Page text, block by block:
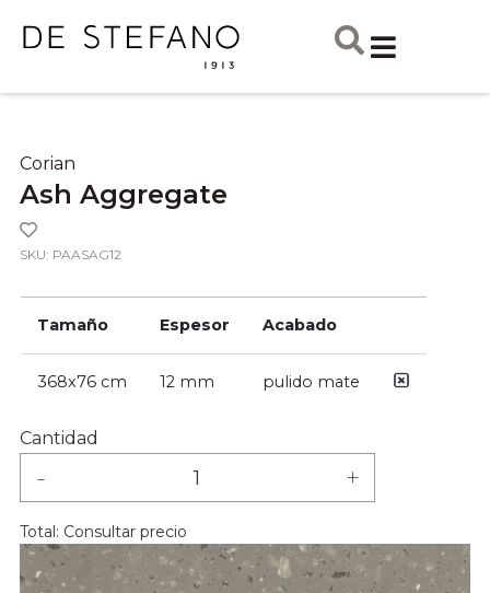
Corian
Ash Aggregate
SKU: PAASAG12
Tamaño Espesor Acabado
368x76 cm 12 mm pulido mate
Cantidad
- +
Total: Consultar precio